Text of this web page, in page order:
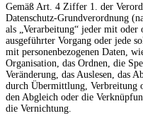
Gemäß Art. 4 Ziffer 1. der
Datenschutz-Grundverordnung
als „Verarbeitung“ jeder mit
ausgeführter Vorgang oder jede
mit personenbezogenen Daten,
Organisation, das Ordnen, die
Veränderung, das Auslesen, das
durch Übermittlung, Verbreitung
den Abgleich oder die
die Vernichtung.